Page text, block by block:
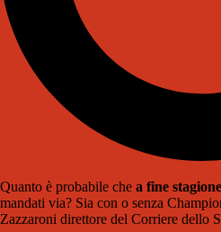
Quanto è probabile che a fine
mandati via? Sia con o senza
Zazzaroni direttore del Corriere dello